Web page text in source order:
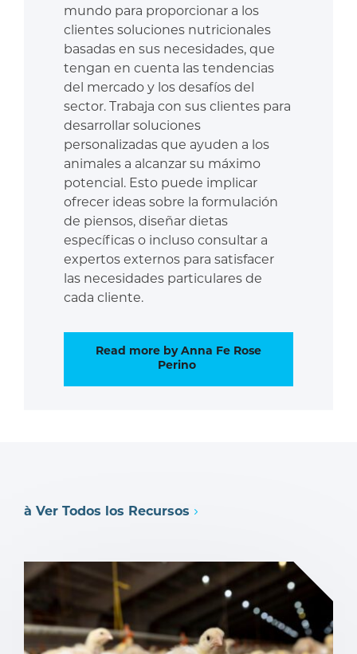
mundo para proporcionar a los
clientes soluciones nutricionales
basadas en sus necesidades, que
tengan en cuenta las tendencias
del mercado y los desafíos del
sector. Trabaja con sus clientes para
desarrollar soluciones
personalizadas que ayuden a los
animales a alcanzar su máximo
potencial. Esto puede implicar
ofrecer ideas sobre la formulación
de piensos, diseñar dietas
específicas o incluso consultar a
expertos externos para satisfacer
las necesidades particulares de
cada cliente.
Read more by Anna Fe Rose
Perino
à Ver Todos los Recursos